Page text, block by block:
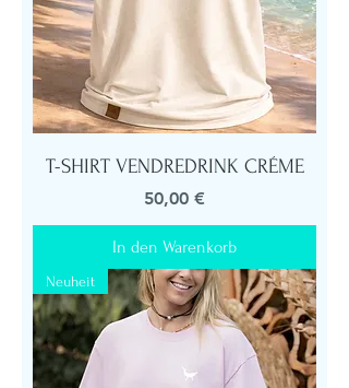
T-SHIRT VENDREDRINK CRÉME
Preis
50,00 €
In den Warenkorb
Neuheit